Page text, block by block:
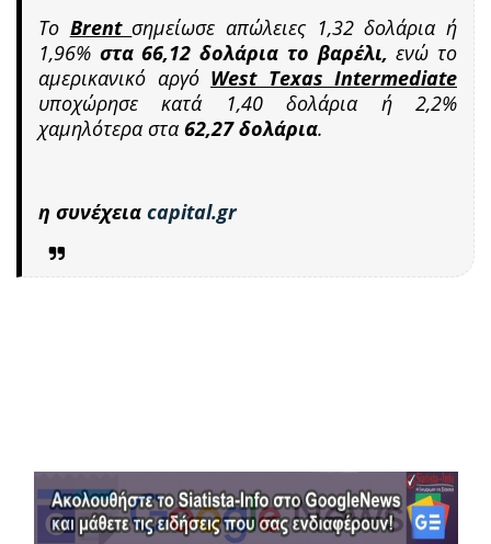
Το Brentσημείωσε απώλειες 1,32 δολάρια ή
1,96% στα 66,12 δολάρια το βαρέλι, ενώ το
αμερικανικό αργό West Texas Intermediate
υποχώρησε κατά 1,40 δολάρια ή 2,2%
χαμηλότερα στα 62,27 δολάρια.
η συνέχεια capital.gr